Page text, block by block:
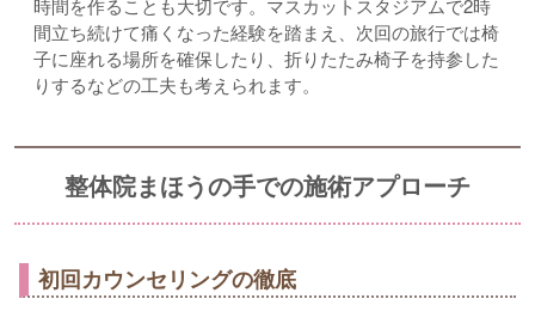
時間を作ることも大切です。マスカットスタジアムで2時
間立ち続けて痛くなった経験を踏まえ、次回の旅行では椅
子に座れる場所を確保したり、折りたたみ椅子を持参した
りするなどの工夫も考えられます。
整体院まほうの手での施術アプローチ
初回カウンセリングの徹底